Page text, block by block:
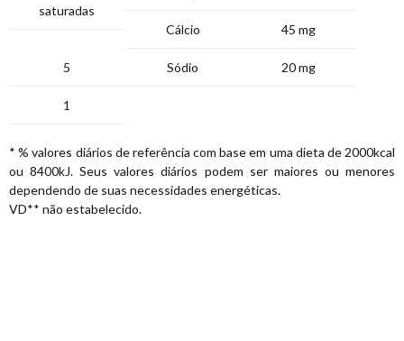
saturadas
Cálcio 45 mg
5 Sódio 20 mg
1
* % valores diários de referência com base em uma dieta de 2000kcal
ou 8400kJ. Seus valores diários podem ser maiores ou menores
dependendo de suas necessidades energéticas.
VD** não estabelecido.